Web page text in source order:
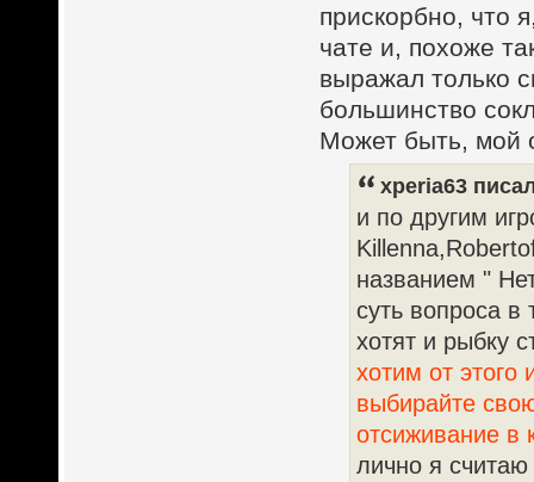
прискорбно, что
чате и, похоже
выражал только
большинство
Может быть, мой
xperia63
и по другим
названием "
суть вопроса в
хотят и рыбку
хотим от
выбирайте
отсиживание в
лично я считаю